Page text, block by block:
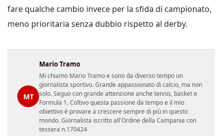
fare qualche cambio invece per la sfida di campionato,
meno prioritaria senza dubbio rispetto al derby.
MT
Mario Tramo
Mi chiamo Mario Tramo e sono da diverso tempo un
giornalista sportivo. Grande appassionato di calcio, ma non
solo. Seguo con grande attenzione anche tennis, basket e
Formula 1. Coltivo questa passione da tempo e il mio
obiettivo è provare a crescere sempre di più in questo
mondo. Giornalista iscritto all'Ordine della Campania con
tessera n.170424